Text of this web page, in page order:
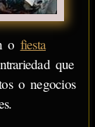
o fiesta
que
o negocios